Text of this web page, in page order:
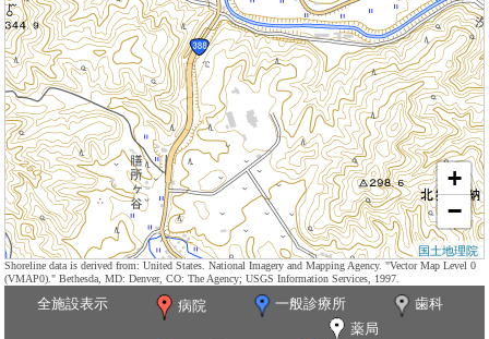
+
−
国土地理院
Shoreline data is derived from: United States. National Imagery and Mapping Agency. "Vector Map Level 0
(VMAP0)." Bethesda, MD: Denver, CO: The Agency; USGS Information Services, 1997.
全施設表示 病院 一般診療所
歯科
薬局